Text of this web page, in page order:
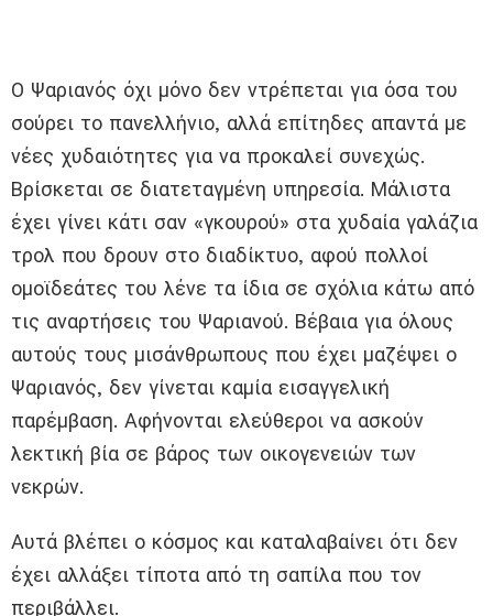
Ο Ψαριανός όχι μόνο δεν ντρέπεται για όσα του
σούρει το πανελλήνιο, αλλά επίτηδες απαντά με
νέες χυδαιότητες για να προκαλεί συνεχώς.
Βρίσκεται σε διατεταγμένη υπηρεσία. Μάλιστα
έχει γίνει κάτι σαν «γκουρού» στα χυδαία γαλάζια
τρολ που δρουν στο διαδίκτυο, αφού πολλοί
ομοϊδεάτες του λένε τα ίδια σε σχόλια κάτω από
τις αναρτήσεις του Ψαριανού. Βέβαια για όλους
αυτούς τους μισάνθρωπους που έχει μαζέψει ο
Ψαριανός, δεν γίνεται καμία εισαγγελική
παρέμβαση. Αφήνονται ελεύθεροι να ασκούν
λεκτική βία σε βάρος των οικογενειών των
νεκρών.
Αυτά βλέπει ο κόσμος και καταλαβαίνει ότι δεν
έχει αλλάξει τίποτα από τη σαπίλα που τον
περιβάλλει.